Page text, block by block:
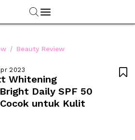
/ Beauty Review
2023
Whitening
Daily SPF 50
Cocok untuk Kulit
